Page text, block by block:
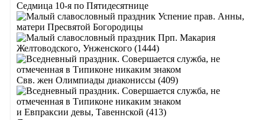
Седмица 10-я по Пятидесятнице
Успение прав. Анны,
матери Пресвятой Богородицы
Прп. Макария
Желтоводского, Унженского (1444)
Свв. жен Олимпиады диакониссы (409)
и Евпраксии девы, Тавеннской (413)